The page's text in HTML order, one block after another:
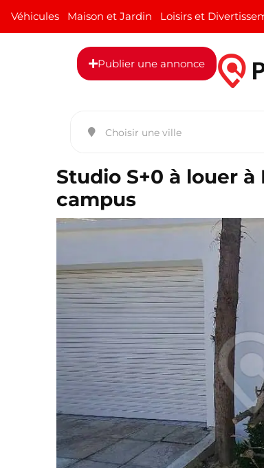
Véhicules Maison et Jardin Loisirs et
Publier une annonce
Studio S+0 à louer
campus